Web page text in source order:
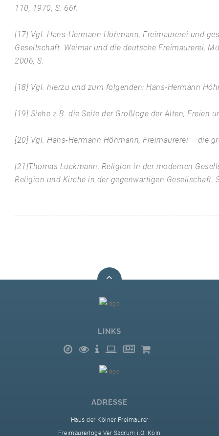
110, 1970, S. 66f.
[17] Vgl. Hans-Hermann Höhmann, Freimaurerei und
Gesellschaft. Weimar und die deutsche Freimaurerei,
2006, S.
[18] Vgl. hierzu und zum folgenden: Hans-Hermann
[19] Siehe z.B. die Seite der Großloge der Alten, Freien
[20] Vgl. Hans-Hermann Höhmann, Freimaurerei – die
[21]Thomas Luckmann, Religion in der modernen
Religion und Kirche in der gegenwärtigen Gesellschaft,
LINKS
ADRESSE
Haus der Kölner Freimaurer
Freimaurerloge Ver Sacrum i.O. Köln